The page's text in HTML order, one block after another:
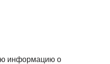
информацию о